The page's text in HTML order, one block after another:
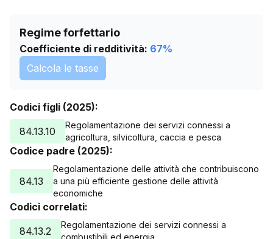
Regime forfettario
Coefficiente di redditività: 67%
Calcola le tasse
Codici figli (2025):
84.13.10
Regolamentazione dei servizi connessi a
agricoltura, silvicoltura, caccia e pesca
Codice padre (2025):
84.13
Regolamentazione delle attività che contribuiscono
a una più efficiente gestione delle attività
economiche
Codici correlati:
84.13.2
Regolamentazione dei servizi connessi a
combustibili ed energia